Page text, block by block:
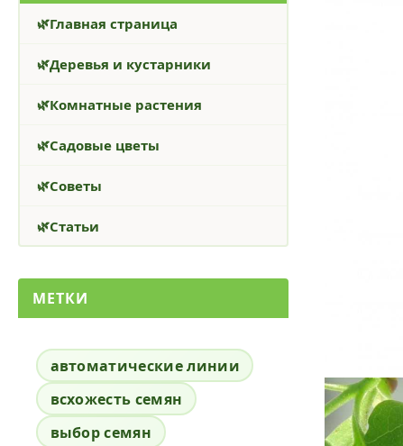
Главная страница
Деревья и кустарники
Комнатные растения
Садовые цветы
Советы
Статьи
МЕТКИ
автоматические линии
всхожесть семян
выбор семян